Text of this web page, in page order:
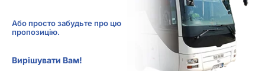
Або просто забудьте про цю
пропозицію.
Вирішувати Вам!